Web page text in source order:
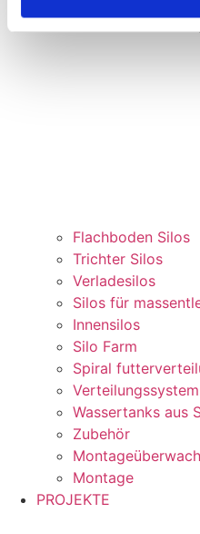
Flachboden Silos
Trichter Silos
Verladesilos
Silos für
Innensilos
Silo Farm
Spiral
Wassertanks aus
Zubehör
Montage
PROJEKTE